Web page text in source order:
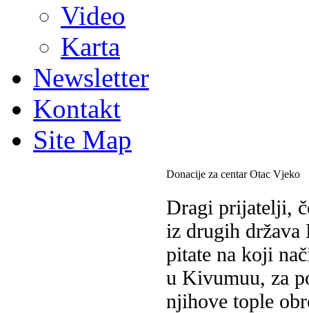
Video
Karta
Newsletter
Kontakt
Site Map
Donacije za centar Otac Vjeko
Dragi prijatelji,
iz drugih država
pitate na koji
u Kivumuu, za
njihove tople